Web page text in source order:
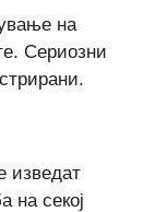
на
Сериозни
изведат
на секој